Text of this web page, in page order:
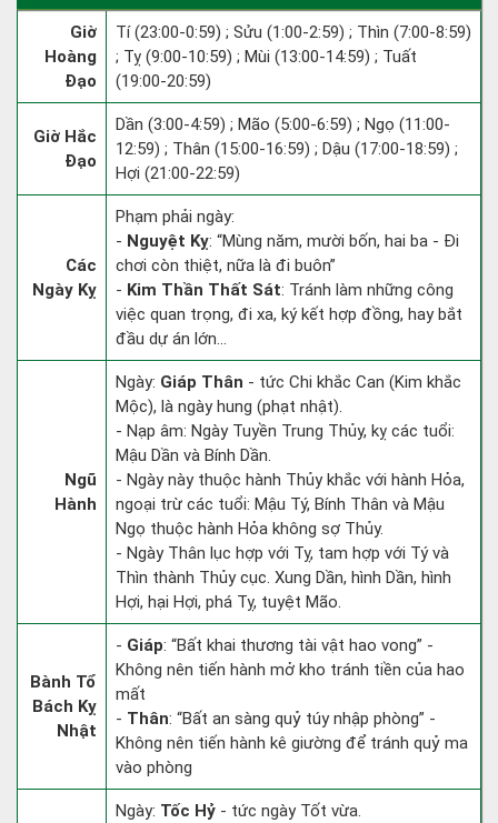
Giờ
Hoàng
Đạo
Tí (23:00-0:59) ; Sửu (1:00-2:59) ; Thìn (7:00-8:59)
; Tỵ (9:00-10:59) ; Mùi (13:00-14:59) ; Tuất
(19:00-20:59)
Giờ Hắc
Đạo
Dần (3:00-4:59) ; Mão (5:00-6:59) ; Ngọ (11:00-
12:59) ; Thân (15:00-16:59) ; Dậu (17:00-18:59) ;
Hợi (21:00-22:59)
Các
Ngày Kỵ
Phạm phải ngày:
- Nguyệt Kỵ: “Mùng năm, mười bốn, hai ba - Đi
chơi còn thiệt, nữa là đi buôn”
- Kim Thần Thất Sát: Tránh làm những công
việc quan trọng, đi xa, ký kết hợp đồng, hay bắt
đầu dự án lớn...
Ngũ
Hành
Ngày: Giáp Thân - tức Chi khắc Can (Kim khắc
Mộc), là ngày hung (phạt nhật).
- Nạp âm: Ngày Tuyền Trung Thủy, kỵ các tuổi:
Mậu Dần và Bính Dần.
- Ngày này thuộc hành Thủy khắc với hành Hỏa,
ngoại trừ các tuổi: Mậu Tý, Bính Thân và Mậu
Ngọ thuộc hành Hỏa không sợ Thủy.
- Ngày Thân lục hợp với Tỵ, tam hợp với Tý và
Thìn thành Thủy cục. Xung Dần, hình Dần, hình
Hợi, hại Hợi, phá Tỵ, tuyệt Mão.
Bành Tổ
Bách Kỵ
Nhật
- Giáp: “Bất khai thương tài vật hao vong” -
Không nên tiến hành mở kho tránh tiền của hao
mất
- Thân: “Bất an sàng quỷ túy nhập phòng” -
Không nên tiến hành kê giường để tránh quỷ ma
vào phòng
Ngày: Tốc Hỷ - tức ngày Tốt vừa.